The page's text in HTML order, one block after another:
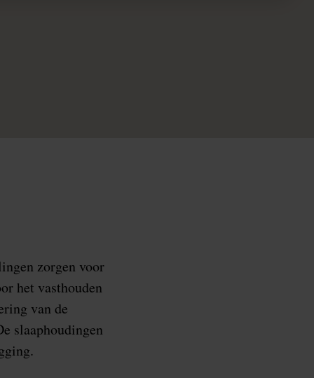
zorgen voor
het vasthouden
van de
slaaphoudingen